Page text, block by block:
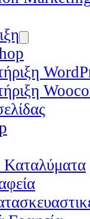
Καταλύματα